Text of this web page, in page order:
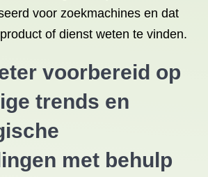
voor zoekmachines en dat
of dienst weten te vinden.
voorbereid op
trends en
met behulp